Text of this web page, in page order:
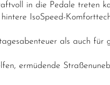
in die Pedale treten
IsoSpeed-
als auch für
ermüdende